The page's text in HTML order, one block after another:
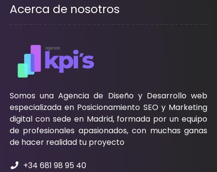
Acerca de nosotros
Somos una Agencia de Diseño y Desarrollo web
especializada en Posicionamiento SEO y Marketing
digital con sede en Madrid, formada por un equipo
de profesionales apasionados, con muchas ganas
de hacer realidad tu proyecto
+34 681 98 95 40